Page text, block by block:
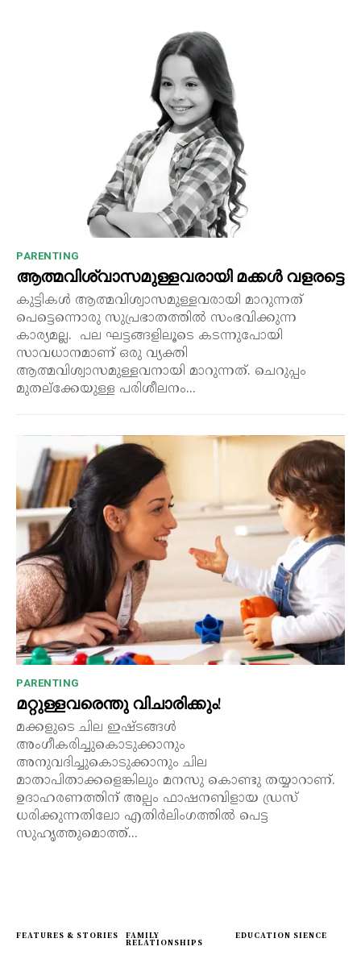
PARENTING
ആത്മവിശ്വാസമുള്ളവരായി മക്കൾ വളരട്ടെ
കുട്ടികൾ ആത്മവിശ്വാസമുള്ളവരായി മാറുന്നത്
പെട്ടെന്നൊരു സുപ്രഭാതത്തിൽ സംഭവിക്കുന്ന
കാര്യമല്ല. പല ഘട്ടങ്ങളിലൂടെ കടന്നുപോയി
സാവധാനമാണ് ഒരു വ്യക്തി
ആത്മവിശ്വാസമുള്ളവനായി മാറുന്നത്. ചെറുപ്പം
മുതല്ക്കേയുള്ള പരിശീലനം...
PARENTING
മറ്റുള്ളവരെന്തു വിചാരിക്കും!
മക്കളുടെ ചില ഇഷ്ടങ്ങൾ
അംഗീകരിച്ചുകൊടുക്കാനും
അനുവദിച്ചുകൊടുക്കാനും ചില
മാതാപിതാക്കളെങ്കിലും മനസു കൊണ്ടു തയ്യാറാണ്.
ഉദാഹരണത്തിന് അല്പം ഫാഷനബിളായ ഡ്രസ്
ധരിക്കുന്നതിലോ എതിർലിംഗത്തിൽ പെട്ട
സുഹൃത്തുമൊത്ത്...
FEATURES & STORIES FAMILY
RELATIONSHIPS
EDUCATION SIENCE